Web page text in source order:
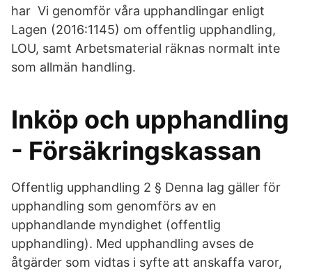
har Vi genomför våra upphandlingar enligt
Lagen (2016:1145) om offentlig upphandling,
LOU, samt Arbetsmaterial räknas normalt inte
som allmän handling.
Inköp och upphandling
- Försäkringskassan
Offentlig upphandling 2 § Denna lag gäller för
upphandling som genomförs av en
upphandlande myndighet (offentlig
upphandling). Med upphandling avses de
åtgärder som vidtas i syfte att anskaffa varor,